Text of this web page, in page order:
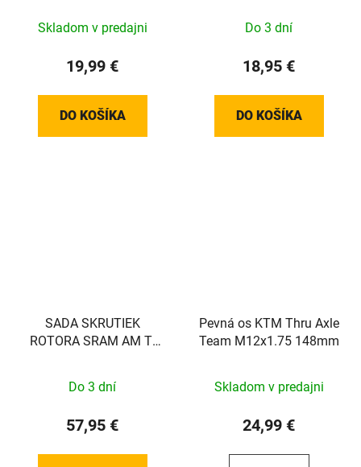
Skladom v predajni
19,99 €
DO KOŠÍKA
Do 3 dní
18,95 €
DO KOŠÍKA
SADA SKRUTIEK
ROTORA SRAM AM TI
Do 3 dní
57,95 €
Pevná os KTM Thru Axle
Team M12x1.75 148mm
Skladom v predajni
24,99 €